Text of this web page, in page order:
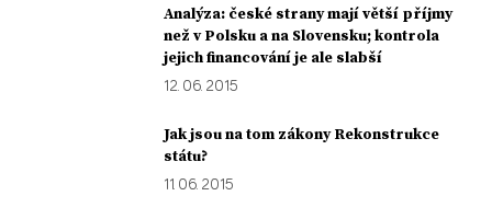
Analýza: české strany mají větší příjmy
než v Polsku a na Slovensku; kontrola
jejich financování je ale slabší
12. 06. 2015
Jak jsou na tom zákony Rekonstrukce
státu?
11. 06. 2015